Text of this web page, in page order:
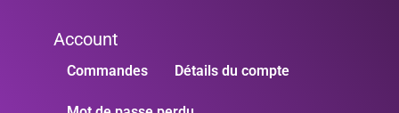
Account
Commandes Détails du compte